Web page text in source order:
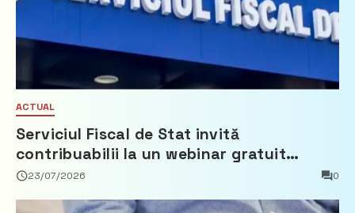
ACTUAL
Serviciul Fiscal de Stat invită
contribuabilii la un webinar gratuit
privind calculul impozitului pe bunurile
23/07/2026 0